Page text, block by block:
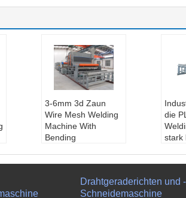
3-6mm 3d Zaun
Wire Mesh Welding
Machine With
Bending
übersee instandhalt
die
stark
Drahtgeraderichten und -
Schneidemaschine